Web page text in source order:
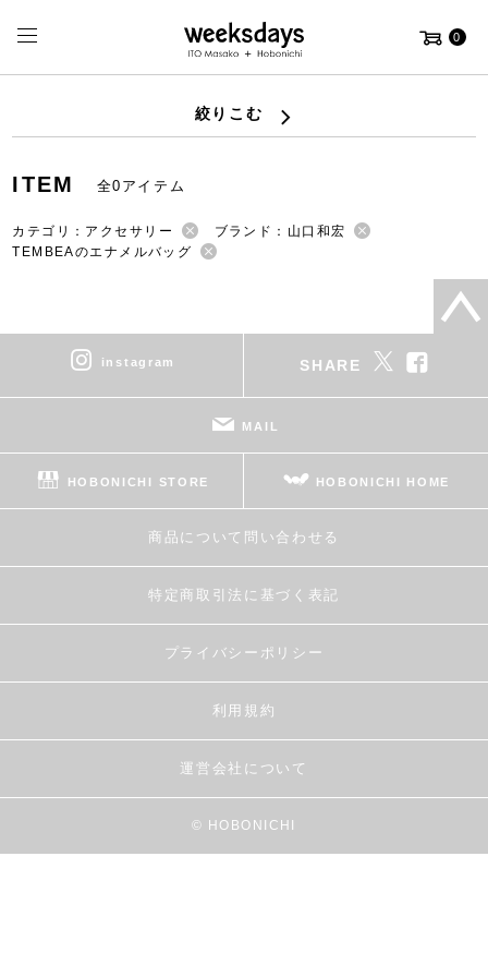
0
絞りこむ
ITEM 全0アイテム
カテゴリ：アクセサリー
ブランド：山口和宏
TEMBEAのエナメルバッグ
instagram SHARE
MAIL
HOBONICHI STORE HOBONICHI HOME
商品について問い合わせる
特定商取引法に基づく表記
プライバシーポリシー
利用規約
運営会社について
© HOBONICHI